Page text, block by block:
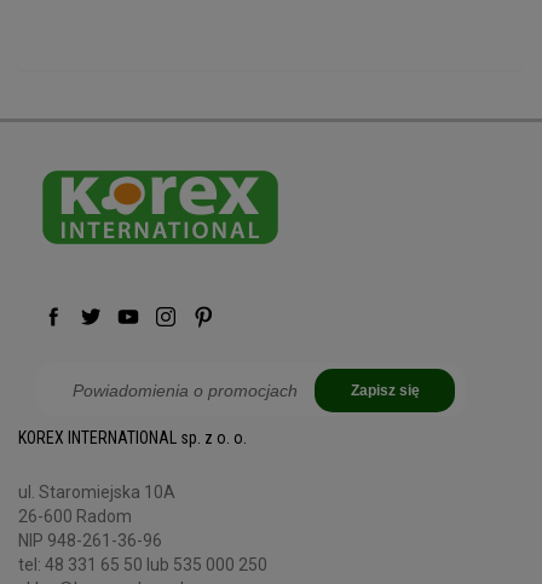
Zapisz się
KOREX INTERNATIONAL sp. z o. o.
ul. Staromiejska 10A
26-600 Radom
NIP 948-261-36-96
tel: 48 331 65 50 lub 535 000 250